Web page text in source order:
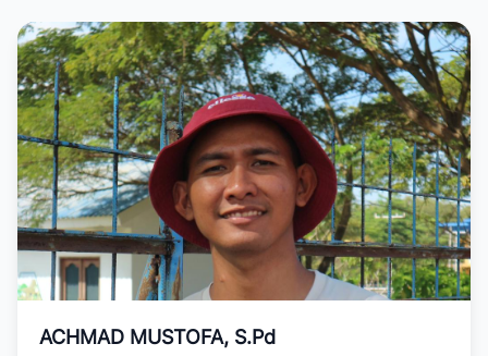
ACHMAD MUSTOFA, S.Pd